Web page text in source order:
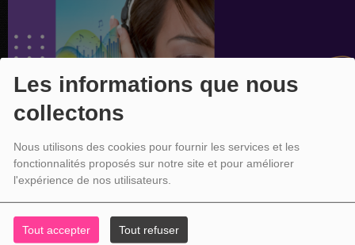
Les informations que nous
collectons
Nous utilisons des cookies pour fournir les services et les
fonctionnalités proposés sur notre site et pour améliorer
l'expérience de nos utilisateurs.
Tout accepter Tout refuser